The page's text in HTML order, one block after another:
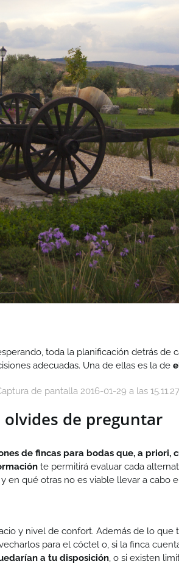
toda la planificación detrás de
adecuadas. Una de ellas es la de
olvides de preguntar
de fincas para bodas que, a priori,
te permitirá evaluar cada
qué otras no es viable llevar a cabo
y nivel de confort. Además de lo
para el cóctel o, si la finca
a tu disposición, o si existen